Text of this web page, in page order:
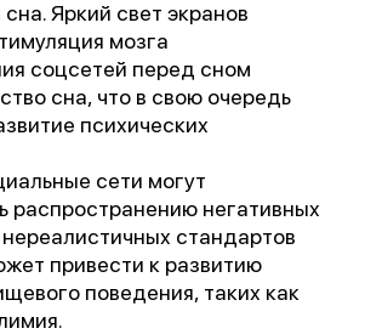
Яркий свет экранов
мозга
соцсетей перед сном
сна, что в свою очередь
психических
сети могут
распространению негативных
стандартов
привести к развитию
поведения, таких как